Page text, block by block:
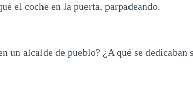
el coche en la puerta, parpadeando.
un alcalde de pueblo? ¿A qué se dedicaban